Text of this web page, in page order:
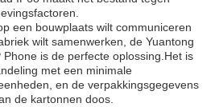
een bouwplaats wilt communiceren
wilt samenwerken, de Yuantong
Phone is de perfecte oplossing.Het is
met een minimale
en de verpakkingsgegevens
de kartonnen doos.